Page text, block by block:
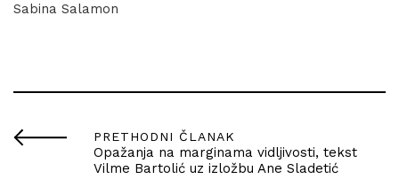
Sabina Salamon
PRETHODNI ČLANAK
Opažanja na marginama vidljivosti, tekst
Vilme Bartolić uz izložbu Ane Sladetić